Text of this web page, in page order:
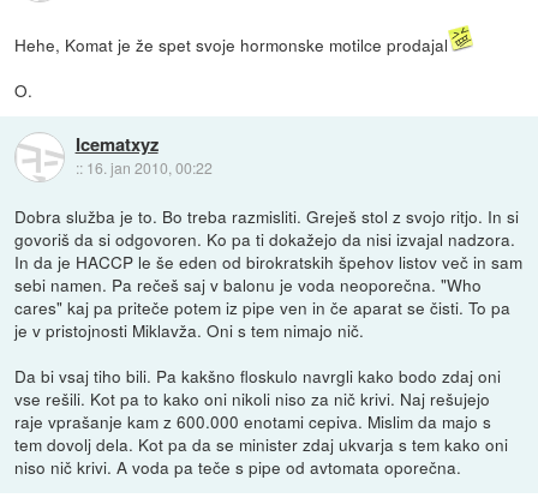
Hehe, Komat je že spet svoje hormonske motilce prodajal
O.
Icematxyz
:: 16. jan 2010, 00:22
Dobra služba je to. Bo treba razmisliti. Greješ stol z svojo ritjo. In si
govoriš da si odgovoren. Ko pa ti dokažejo da nisi izvajal nadzora.
In da je HACCP le še eden od birokratskih špehov listov več in sam
sebi namen. Pa rečeš saj v balonu je voda neoporečna. "Who
cares" kaj pa priteče potem iz pipe ven in če aparat se čisti. To pa
je v pristojnosti Miklavža. Oni s tem nimajo nič.
Da bi vsaj tiho bili. Pa kakšno floskulo navrgli kako bodo zdaj oni
vse rešili. Kot pa to kako oni nikoli niso za nič krivi. Naj rešujejo
raje vprašanje kam z 600.000 enotami cepiva. Mislim da majo s
tem dovolj dela. Kot pa da se minister zdaj ukvarja s tem kako oni
niso nič krivi. A voda pa teče s pipe od avtomata oporečna.